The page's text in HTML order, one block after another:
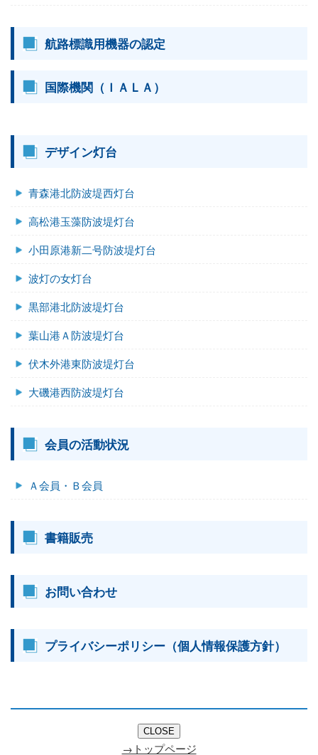
航路標識用機器の認定
国際機関（ＩＡＬＡ）
デザイン灯台
青森港北防波堤西灯台
高松港玉藻防波堤灯台
小田原港新二号防波堤灯台
波灯の女灯台
黒部港北防波堤灯台
葉山港Ａ防波堤灯台
伏木外港東防波堤灯台
大磯港西防波堤灯台
会員の活動状況
Ａ会員・Ｂ会員
書籍販売
お問い合わせ
プライバシーポリシー（個人情報保護方針）
→トップページ